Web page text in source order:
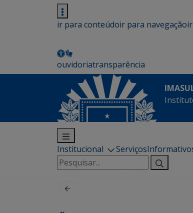
ir para conteúdoir para navegação
ouvidoriatransparência
Institucional Serviços
Pesquisar
por: